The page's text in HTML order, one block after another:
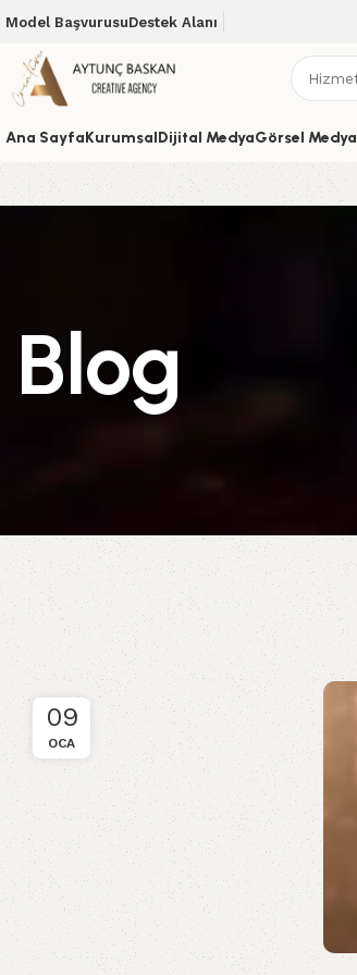
Model BaşvurusuDestek Alanı
Ana SayfaKurumsalDijital MedyaGörsel Medya
Blog
09
OCA